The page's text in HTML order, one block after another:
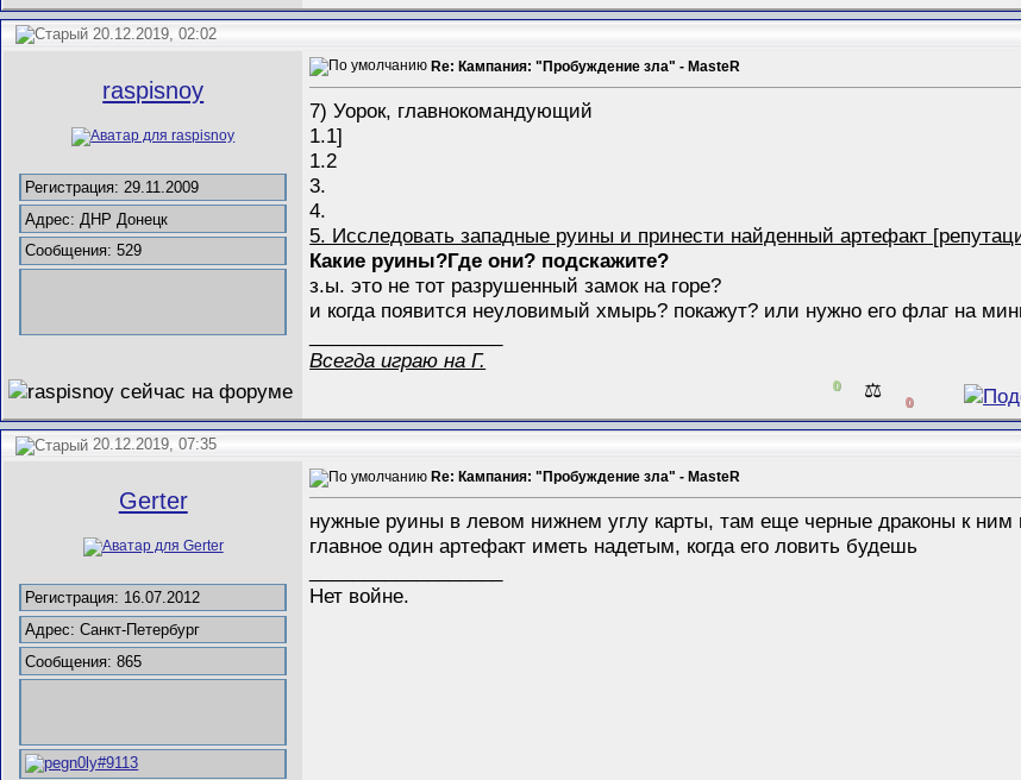
20.12.2019, 02:02
raspisnoy
Регистрация: 29.11.2009
Адрес: ДНР Донецк
Сообщения: 529
Re: Кампания: "Пробуждение зла" - MasteR
7) Уорок, главнокомандующий
1.1]
1.2
3.
4.
5. Исследовать западные руины и принести найденный артефакт
Какие руины?Где они? подскажите?
з.ы. это не тот разрушенный замок на горе?
и когда появится неуловимый хмырь? покажут? или нужно его флаг на
Всегда играю на Г.
0 ⚖️ 0
20.12.2019, 07:35
Gerter
Регистрация: 16.07.2012
Адрес: Санкт-Петербург
Сообщения: 865
Re: Кампания: "Пробуждение зла" - MasteR
нужные руины в левом нижнем углу карты, там еще черные драконы к
главное один артефакт иметь надетым, когда его ловить будешь
Нет войне.